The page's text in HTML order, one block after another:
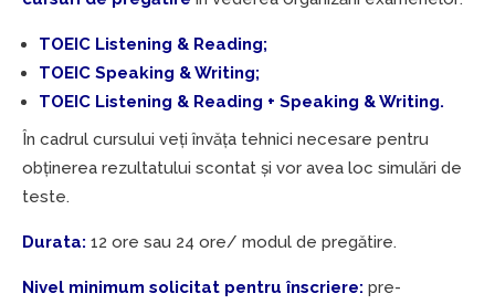
TOEIC Listening & Reading;
TOEIC Speaking & Writing;
TOEIC Listening & Reading + Speaking & Writing.
În cadrul cursului veți învăța tehnici necesare pentru
obținerea rezultatului scontat și vor avea loc simulări de
teste.
Durata: 12 ore sau 24 ore/ modul de pregătire.
Nivel minimum solicitat pentru înscriere: pre-